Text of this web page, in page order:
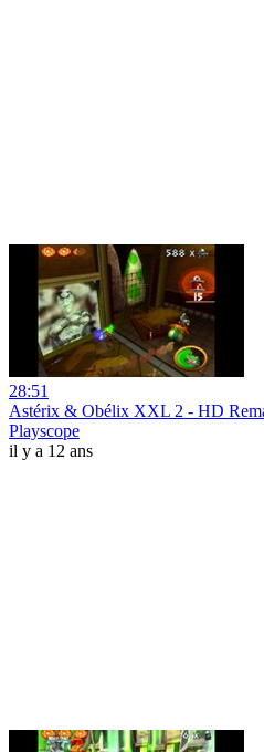
28:51
Astérix & Obélix XXL 2 - HD
Playscope
il y a 12 ans